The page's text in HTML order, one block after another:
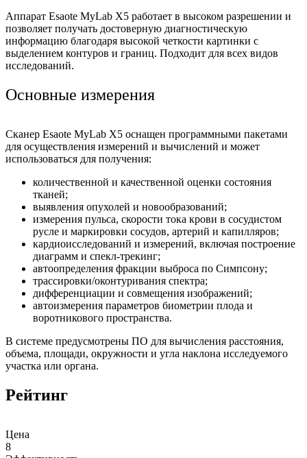
Аппарат Esaote MyLab X5 работает в высоком разрешении и
позволяет получать достоверную диагностическую
информацию благодаря высокой четкости картинки с
выделением контуров и границ. Подходит для всех видов
исследований.
Основные измерения
Сканер Esaote MyLab X5 оснащен программными пакетами
для осуществления измерений и вычислений и может
использоваться для получения:
количественной и качественной оценки состояния
тканей;
выявления опухолей и новообразований;
измерения пульса, скорости тока крови в сосудистом
русле и маркировки сосудов, артерий и капилляров;
кардиоисследований и измерений, включая построение
диаграмм и спекл-трекинг;
автоопределения фракции выброса по Симпсону;
трассировки/оконтуривания спектра;
дифференциации и совмещения изображений;
автоизмерения параметров биометрии плода и
воротникового пространства.
В системе предусмотрены ПО для вычисления расстояния,
объема, площади, окружности и угла наклона исследуемого
участка или органа.
Рейтинг
Цена
8